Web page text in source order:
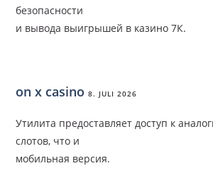
безопасности
и вывода выигрышей в казино 7К.
on x casino 8. JULI 2026
Утилита предоставляет доступ к
слотов, что и
мобильная версия.